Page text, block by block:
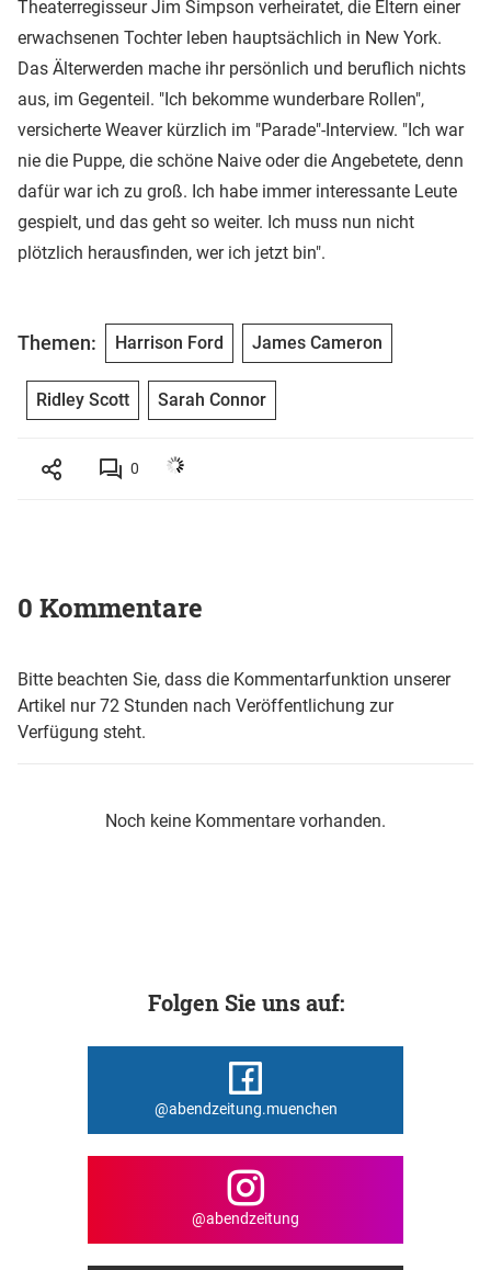
Theaterregisseur Jim Simpson verheiratet, die Eltern einer
erwachsenen Tochter leben hauptsächlich in New York.
Das Älterwerden mache ihr persönlich und beruflich nichts
aus, im Gegenteil. "Ich bekomme wunderbare Rollen",
versicherte Weaver kürzlich im "Parade"-Interview. "Ich war
nie die Puppe, die schöne Naive oder die Angebetete, denn
dafür war ich zu groß. Ich habe immer interessante Leute
gespielt, und das geht so weiter. Ich muss nun nicht
plötzlich herausfinden, wer ich jetzt bin".
Themen: Harrison Ford James Cameron
Ridley Scott Sarah Connor
0
0 Kommentare
Bitte beachten Sie, dass die Kommentarfunktion unserer
Artikel nur 72 Stunden nach Veröffentlichung zur
Verfügung steht.
Noch keine Kommentare vorhanden.
Folgen Sie uns auf:
@abendzeitung.muenchen
@abendzeitung